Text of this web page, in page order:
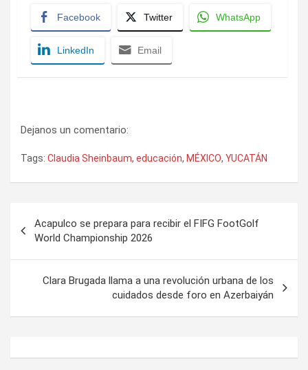
Facebook Twitter WhatsApp
LinkedIn Email
Dejanos un comentario:
Tags: Claudia Sheinbaum, educación, MÉXICO, YUCATÁN
de
entradas
Acapulco se prepara para recibir el FIFG FootGolf
World Championship 2026
Clara Brugada llama a una revolución urbana de los
cuidados desde foro en Azerbaiyán